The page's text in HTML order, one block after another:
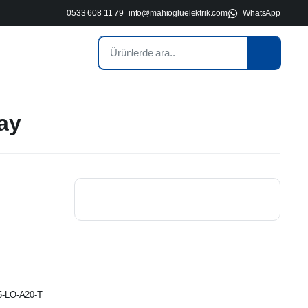
0533 608 11 79 info@mahiogluelektrik.com WhatsApp
LO-A20-T